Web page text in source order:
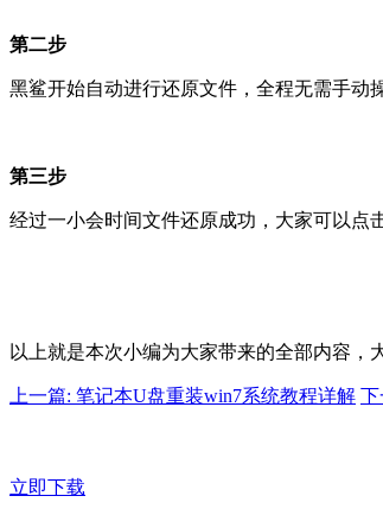
第二步
黑鲨开始自动进行还原文件，全程无需手动
第三步
经过一小会时间文件还原成功，大家可以点
以上就是本次小编为大家带来的全部内容，
上一篇: 笔记本U盘重装win7系统教程详解 下
立即下载